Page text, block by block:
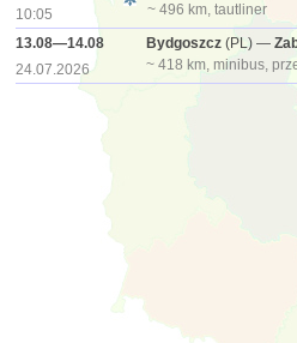
10:05
~ 496 km, tautliner
13.08—14.08
Bydgoszcz (PL) —
24.07.2026
~ 418 km, minibus,